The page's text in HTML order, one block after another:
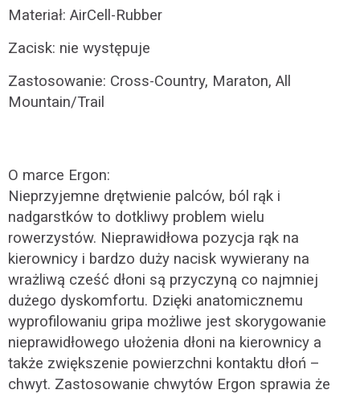
Materiał: AirCell-Rubber
Zacisk: nie występuje
Zastosowanie: Cross-Country, Maraton, All
Mountain/Trail
O marce Ergon:
Nieprzyjemne drętwienie palców, ból rąk i
nadgarstków to dotkliwy problem wielu
rowerzystów. Nieprawidłowa pozycja rąk na
kierownicy i bardzo duży nacisk wywierany na
wrażliwą cześć dłoni są przyczyną co najmniej
dużego dyskomfortu. Dzięki anatomicznemu
wyprofilowaniu gripa możliwe jest skorygowanie
nieprawidłowego ułożenia dłoni na kierownicy a
także zwiększenie powierzchni kontaktu dłoń –
chwyt. Zastosowanie chwytów Ergon sprawia że